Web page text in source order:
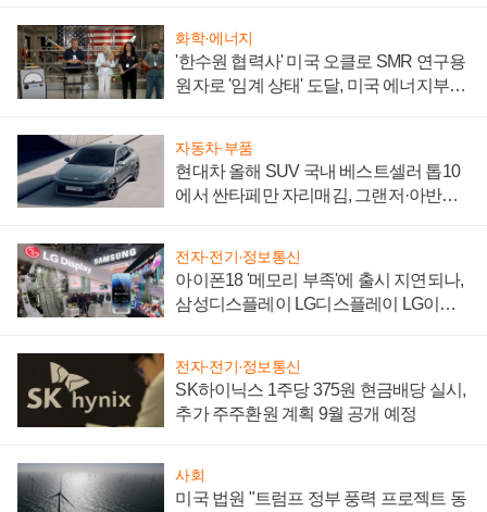
화학·에너지
'한수원 협력사' 미국 오클로 SMR 연구용
원자로 '임계 상태' 도달, 미국 에너지부
자동차·부품
현대차 올해 SUV 국내 베스트셀러 톱10
에서 싼타페만 자리매김, 그랜저·아반떼
전자·전기·정보통신
아이폰18 '메모리 부족'에 출시 지연되나,
삼성디스플레이 LG디스플레이 LG이노
전자·전기·정보통신
SK하이닉스 1주당 375원 현금배당 실시,
추가 주주환원 계획 9월 공개 예정
사회
미국 법원 "트럼프 정부 풍력 프로젝트 동